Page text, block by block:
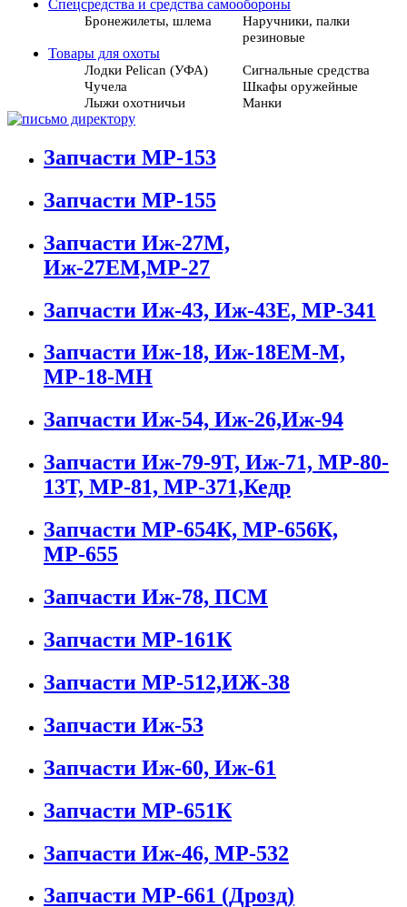
Спецсредства и средства самообороны
Бронежилеты, шлема
Наручники, палки
резиновые
Товары для охоты
Лодки Pelican (УФА)
Сигнальные средства
Чучела
Шкафы оружейные
Лыжи охотничьи
Манки
Запчасти МР-153
Запчасти МР-155
Запчасти Иж-27М,
Иж-27ЕМ,МР-27
Запчасти Иж-43, Иж-43Е, МР-341
Запчасти Иж-18, Иж-18ЕМ-М,
МР-18-МН
Запчасти Иж-54, Иж-26,Иж-94
Запчасти Иж-79-9Т, Иж-71, МР-80-
13Т, МР-81, МР-371,Кедр
Запчасти МР-654К, МР-656К,
МР-655
Запчасти Иж-78, ПСМ
Запчасти МР-161К
Запчасти МР-512,ИЖ-38
Запчасти Иж-53
Запчасти Иж-60, Иж-61
Запчасти МР-651К
Запчасти Иж-46, МР-532
Запчасти МР-661 (Дрозд)